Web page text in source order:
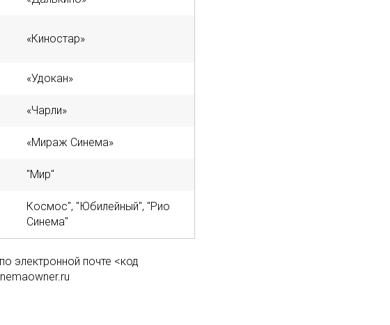
«Киностар»
«Удокан»
«Чарли»
«Мираж Синема»
"Мир"
Космос", "Юбилейный", "Рио
Синема"
электронной почте <код